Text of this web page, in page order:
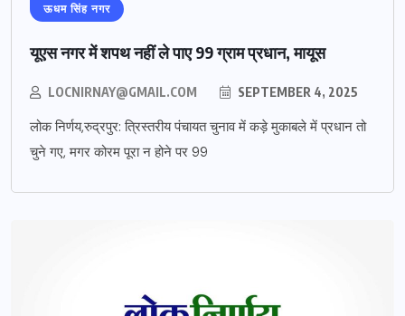
ऊधम सिंह नगर
यूएस नगर में शपथ नहीं ले पाए 99 ग्राम प्रधान, मायूस
LOCNIRNAY@GMAIL.COM SEPTEMBER 4, 2025
लोक निर्णय,रुद्रपुर: त्रिस्तरीय पंचायत चुनाव में कड़े मुकाबले में प्रधान तो
चुने गए, मगर कोरम पूरा न होने पर 99